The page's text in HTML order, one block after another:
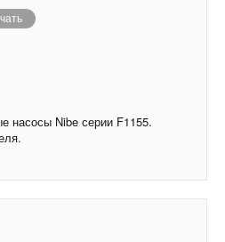
насосы Nibe серии F1155.